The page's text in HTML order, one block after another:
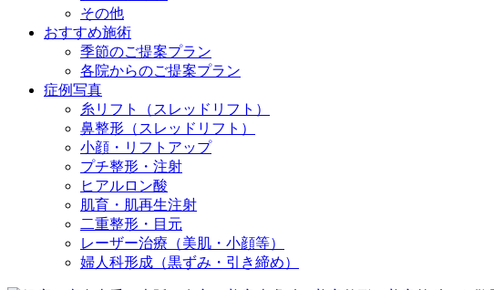
その他
おすすめ施術
季節のご提案プラン
各院からのご提案プラン
症例写真
糸リフト（スレッドリフト）
鼻整形（スレッドリフト）
小顔・リフトアップ
プチ整形・注射
ヒアルロン酸
肌育・肌再生注射
二重整形・目元
レーザー治療（美肌・小顔等）
婦人科形成（黒ずみ・引き締め）